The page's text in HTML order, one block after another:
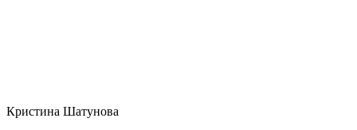
Кристина Шатунова